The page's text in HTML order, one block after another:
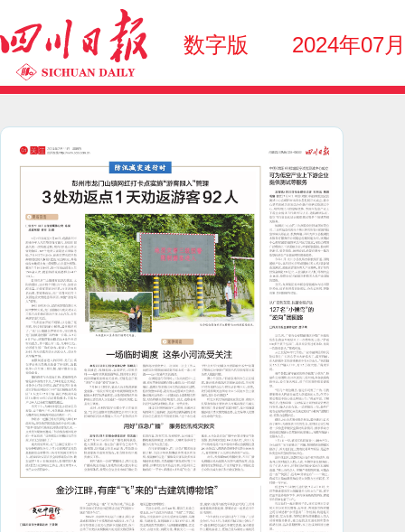
数字版 2024年07